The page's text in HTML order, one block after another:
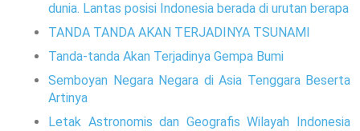
dunia. Lantas posisi Indonesia berada di urutan berapa
TANDA TANDA AKAN TERJADINYA TSUNAMI
Tanda-tanda Akan Terjadinya Gempa Bumi
Semboyan Negara Negara di Asia Tenggara Beserta
Artinya
Letak Astronomis dan Geografis Wilayah Indonesia